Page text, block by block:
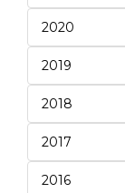
2020
2019
2018
2017
2016